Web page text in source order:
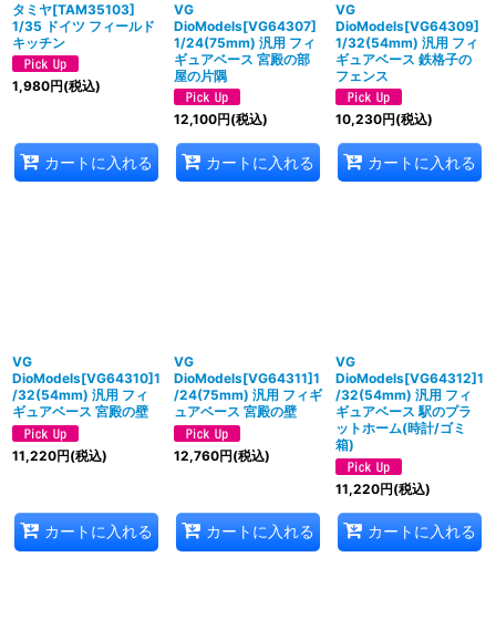
タミヤ[TAM35103]
1/35 ドイツ フィールド
キッチン
1,980円(税込)
カートに入れる
VG
DioModels[VG64307]
1/24(75mm) 汎用 フィ
ギュアベース 宮殿の部
屋の片隅
12,100円(税込)
カートに入れる
VG
DioModels[VG64309]
1/32(54mm) 汎用 フィ
ギュアベース 鉄格子の
フェンス
10,230円(税込)
カートに入れる
VG
DioModels[VG64310]1
/32(54mm) 汎用 フィ
ギュアベース 宮殿の壁
11,220円(税込)
カートに入れる
VG
DioModels[VG64311]1
/24(75mm) 汎用 フィギ
ュアベース 宮殿の壁
12,760円(税込)
カートに入れる
VG
DioModels[VG64312]1
/32(54mm) 汎用 フィ
ギュアベース 駅のプラ
ットホーム(時計/ゴミ
箱)
11,220円(税込)
カートに入れる